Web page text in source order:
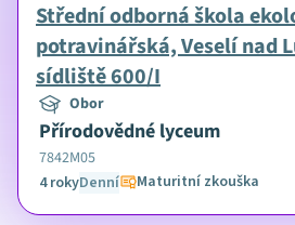
Střední odborná škola
potravinářská, Veselí nad
sídliště 600/I
Obor
Přírodovědné lyceum
7842M05
4 rokyDenní Maturitní zkouška